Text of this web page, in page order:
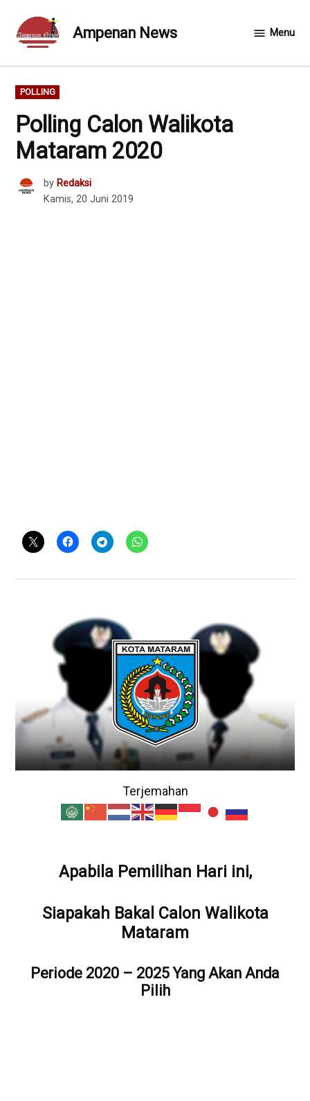
content
Ampenan News Menu
POSTED
IN
POLLING
Polling Calon Walikota
Mataram 2020
by Redaksi
Kamis, 20 Juni 2019
Terjemahan
Apabila Pemilihan Hari ini,
Siapakah Bakal Calon Walikota
Mataram
Periode 2020 – 2025 Yang Akan Anda
Pilih